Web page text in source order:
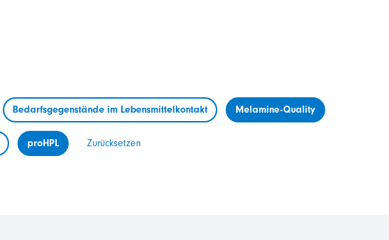
Bedarfsgegenstände im Lebensmittelkontakt Melamine-Quality
proHPL Zurücksetzen